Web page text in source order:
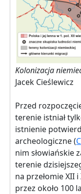
Kolonizacja
Jacek Cieślewicz
Przed
terenie istniał
istnienie
archeologiczne (
nim słowiańskie
terenie
na przełomie XII
przez około 100